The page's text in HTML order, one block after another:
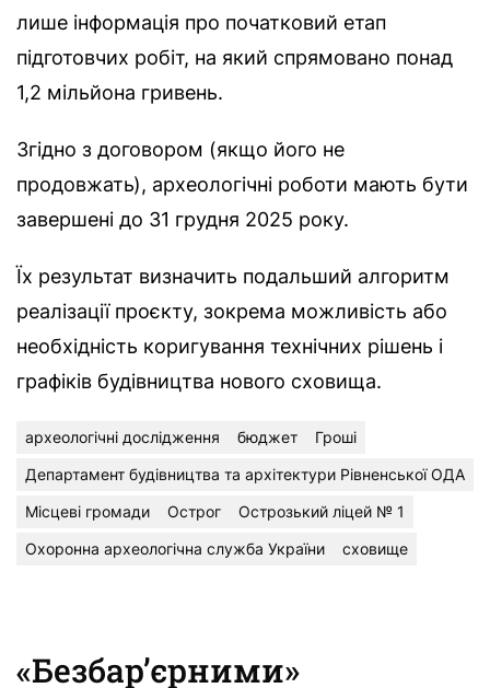
лише інформація про початковий етап
підготовчих робіт, на який спрямовано понад
1,2 мільйона гривень.
Згідно з договором (якщо його не
продовжать), археологічні роботи мають бути
завершені до 31 грудня 2025 року.
Їх результат визначить подальший алгоритм
реалізації проєкту, зокрема можливість або
необхідність коригування технічних рішень і
графіків будівництва нового сховища.
археологічні дослідження бюджет
Гроші
Департамент будівництва та архітектури Рівненської ОДА
Місцеві громади
Острог
Острозький ліцей № 1
Охоронна археологічна служба України
сховище
«Безбар’єрними»